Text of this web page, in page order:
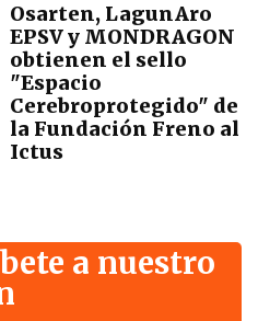
Osarten, LagunAro
EPSV y MONDRAGON
obtienen el sello
"Espacio
Cerebroprotegido" de
la Fundación Freno al
Ictus
a nuestro